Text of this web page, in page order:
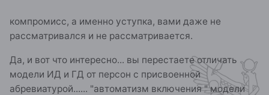
компромисс, а именно уступка, вами даже не
рассматривался и не рассматривается.
Да, и вот что интересно... вы перестаете отличать
модели ИД и ГД от персон с присвоенной
абревиатурой...... "автоматизм включения " модели